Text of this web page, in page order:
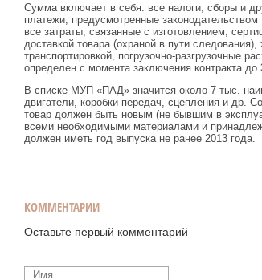
Сумма включает в себя: все налоги, сборы и
платежи, предусмотренные
все затраты, связанные с изготовлением,
доставкой товара (охраной в пути следования),
транспортировкой, погрузочно-разгрузочные
определен с момента заключения контракта до
В списке МУП «ПАД» значится около 7 тыс.
двигатели, коробки передач, сцепления и др.
товар должен быть новым (не бывшим в
всеми необходимыми материалами и
должен иметь год выпуска не ранее 2013 года.
КОММЕНТАРИИ
Оставьте первый комментарий